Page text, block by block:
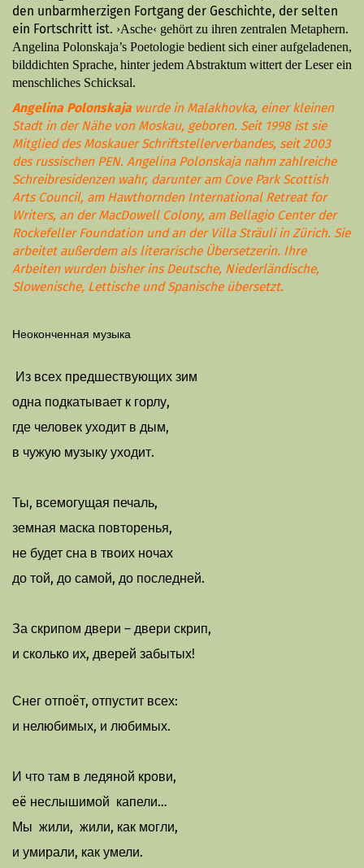
den unbarmherzigen Fortgang der Geschichte, der selten
ein Fortschritt ist. ›Asche‹ gehört zu ihren zentralen Metaphern.
Angelina Polonskaja’s Poetologie bedient sich einer aufgeladenen,
bilddichten Sprache, hinter jedem Abstraktum wittert der Leser ein
menschliches Schicksal.
Angelina Polonskaja wurde in Malakhovka, einer kleinen
Stadt in der Nähe von Moskau, geboren. Seit 1998 ist sie
Mitglied des Moskauer Schriftstellerverbandes, seit 2003
des russischen PEN. Angelina Polonskaja nahm zahlreiche
Schreibresidenzen wahr, darunter am Cove Park Scottish
Arts Council, am Hawthornden International Retreat for
Writers, an der MacDowell Colony, am Bellagio Center der
Rockefeller Foundation und an der Villa Sträuli in Zürich. Sie
arbeitet außerdem als literarische Übersetzerin. Ihre
Arbeiten wurden bisher ins Deutsche, Niederländische,
Slowenische, Lettische und Spanische übersetzt.
Неоконченная музыка
Из всех предшествующих зим
одна подкатывает к горлу,
где человек уходит в дым,
в чужую музыку уходит.
Ты, всемогущая печаль,
земная маска повторенья,
не будет сна в твоих ночах
до той, до самой, до последней.
За скрипом двери – двери скрип,
и сколько их, дверей забытых!
Снег отпоëт, отпустит всех:
и нелюбимых, и любимых.
И что там в ледяной крови,
еë неслышимой капели…
Мы жили, жили, как могли,
и умирали, как умели.